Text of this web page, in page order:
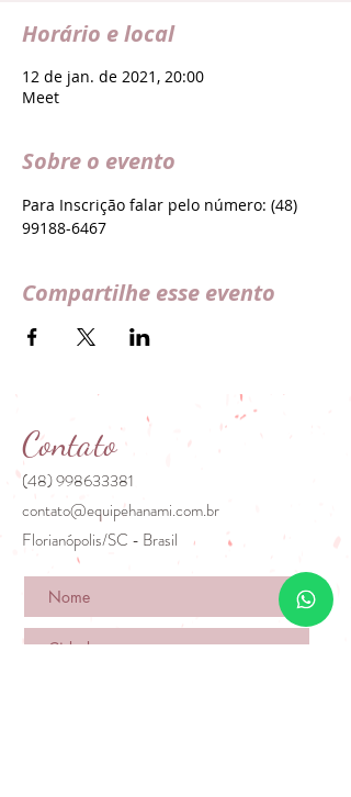
Horário e local
12 de jan. de 2021, 20:00
Meet
Sobre o evento
Para Inscrição falar pelo número: (48)
99188-6467
Compartilhe esse evento
Contato
(48) 998633381
contato@equipehanami.com.br
Florianópolis/SC - Brasil